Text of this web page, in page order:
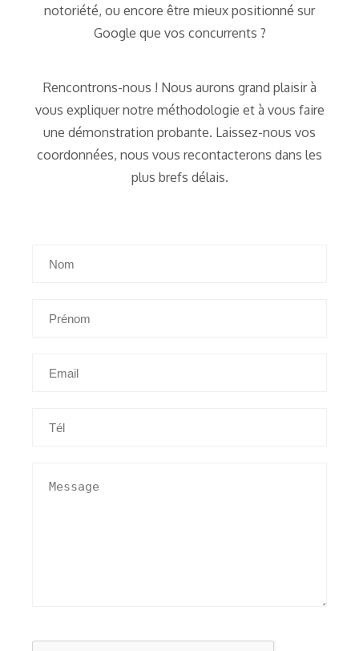
notoriété, ou encore être mieux positionné sur
Google que vos concurrents ?
Rencontrons-nous ! Nous aurons grand plaisir à
vous expliquer notre méthodologie et à vous faire
une démonstration probante. Laissez-nous vos
coordonnées, nous vous recontacterons dans les
plus brefs délais.